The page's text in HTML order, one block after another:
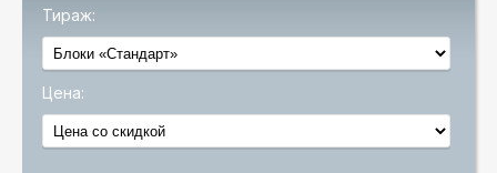
Тираж:
Цена: